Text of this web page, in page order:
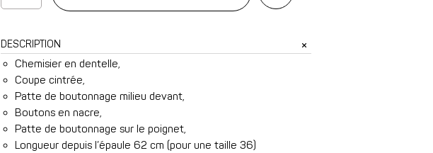
en
dentelle
noire
DESCRIPTION
Chemisier en dentelle,
Coupe cintrée,
Patte de boutonnage milieu devant,
Boutons en nacre,
Patte de boutonnage sur le poignet,
Longueur depuis l’épaule 62 cm (pour une taille 36)